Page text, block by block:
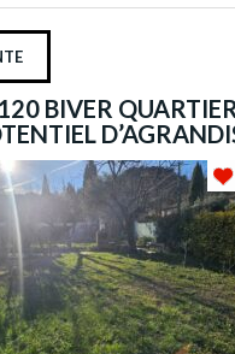
BIVER